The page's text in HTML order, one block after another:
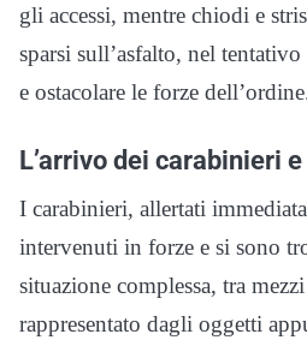
gli accessi, mentre chiodi e
sparsi sull’asfalto, nel
e ostacolare le forze
L’arrivo dei carabinieri
I carabinieri, allertati
intervenuti in forze e si sono
situazione complessa, tra
rappresentato dagli oggetti